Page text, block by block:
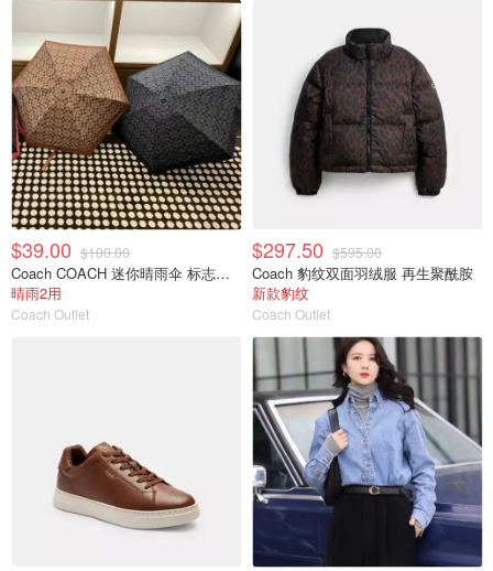
$39.00 $100.00
Coach COACH 迷你晴雨伞 标志印花 防晒
晴雨2用
Coach Outlet
$297.50 $595.00
Coach 豹纹双面羽绒服 再生聚酰胺
新款豹纹
Coach Outlet